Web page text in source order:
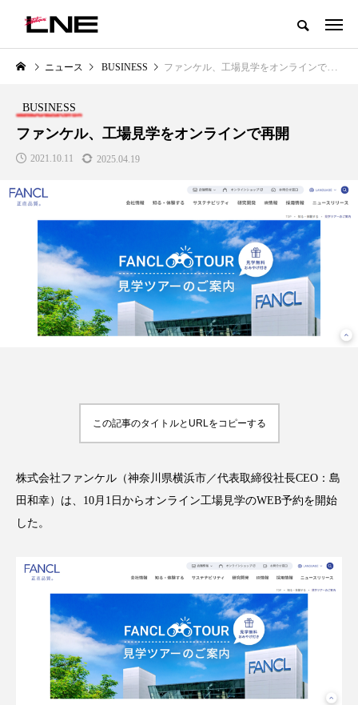
グローバルビューティ＆ヘルスケアビジネス誌
LIFESTYLE
SNSの「加工顔」と美容医療｜AI
がもたらす可能性とこれから
2026.07.13
BUSINESS
GWI調査から読み解く2030年の
都市型スパ――身近なウェルネ
の次世代モデル
2026.08.06
FEATURED 注目の企画
TAG LIST
AI BeautyTech ChatGPT
Gemini SNS
TikTok アスタキサンチン
アスレジャーコスメ アレルギー
ニュース BUSINESS ファンケル、工場見学をオンラインで再開
BUSINESS
ファンケル、工場見学をオンラインで再開
2021.10.11 2025.04.19
この記事のタイトルとURLをコピーする
株式会社ファンケル（神奈川県横浜市／代表取締役社長CEO：島
田和幸）は、10月1日からオンライン工場見学のWEB予約を開始
した。